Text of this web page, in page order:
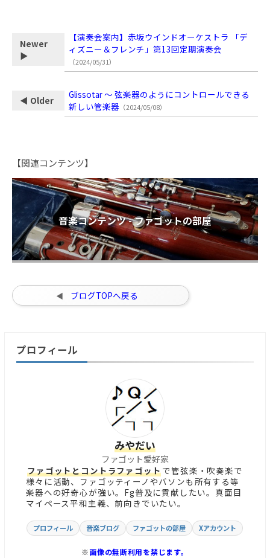
Newer
▶
【演奏会案内】赤坂ウインドオーケストラ 「デ
ィズニー＆フレンチ」第13回定期演奏会
（2024/05/31）
◀ Older
Glissotar ～ 弦楽器のようにコントロールできる
新しい管楽器（2024/05/08）
【関連コンテンツ】
音楽コンテンツ - ファゴットの部屋
ブログTOPへ戻る
プロフィール
みやだい
ファゴット愛好家
ファゴットとコントラファゴットで管弦楽・吹奏楽で
様々に活動、ファゴッティーノやバソンも所有する等
楽器への好奇心が強い。Fg普及に貢献したい。真面目
マイペース平和主義、前向きでいたい。
プロフィール 音楽ブログ ファゴットの部屋 Xアカウント
※画像の無断利用を禁じます。